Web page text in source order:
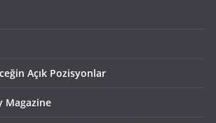
Açık Pozisyonlar
Magazine